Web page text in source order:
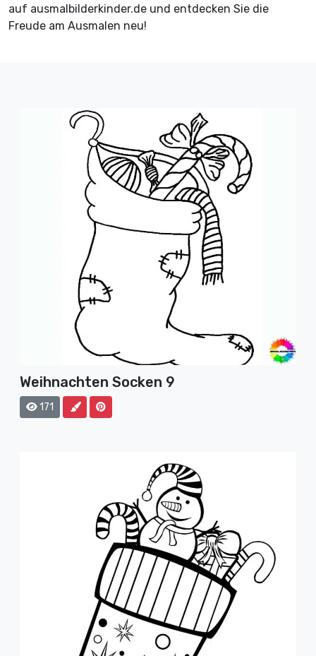
auf ausmalbilderkinder.de und entdecken Sie die
Freude am Ausmalen neu!
Weihnachten Socken 9
171